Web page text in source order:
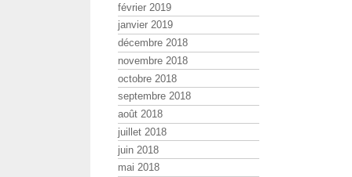
février 2019
janvier 2019
décembre 2018
novembre 2018
octobre 2018
septembre 2018
août 2018
juillet 2018
juin 2018
mai 2018